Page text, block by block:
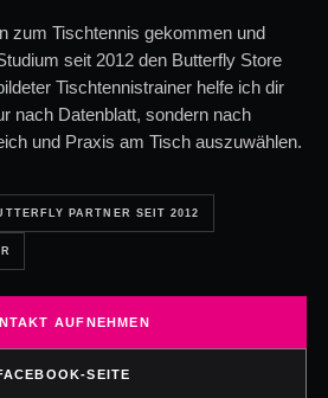
zum Tischtennis gekommen und
seit 2012 den Butterfly Store
Tischtennistrainer helfe ich dir
nach Datenblatt, sondern nach
und Praxis am Tisch auszuwählen.
PARTNER SEIT 2012
AUFNEHMEN
SEITE